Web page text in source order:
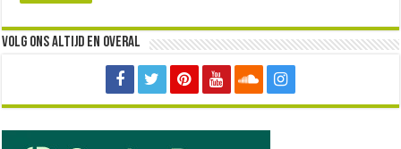
Volg ons altijd en overal